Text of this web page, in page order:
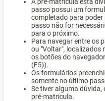
passo possui um
completado para
passo não for
para o próximo.
Para navegar entre os
ou "Voltar", localizados
os botões do
(F5)).
Os formulários
somente no último
Se tiver alguma dúvida,
pré-matrícula.